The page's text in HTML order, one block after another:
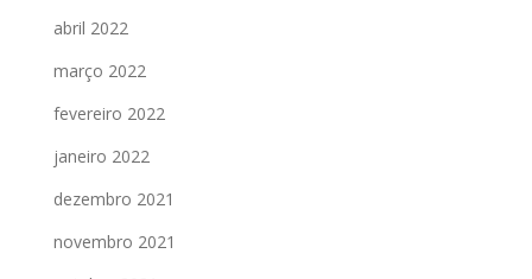
abril 2022
março 2022
fevereiro 2022
janeiro 2022
dezembro 2021
novembro 2021